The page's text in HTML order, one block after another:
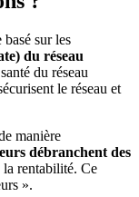
sur les
du réseau
du réseau
le réseau et
manière
débranchent des
la rentabilité. Ce
».